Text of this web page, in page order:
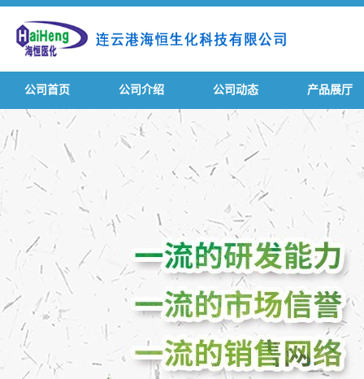
公司首页 公司介绍 公司动态 产品展厅